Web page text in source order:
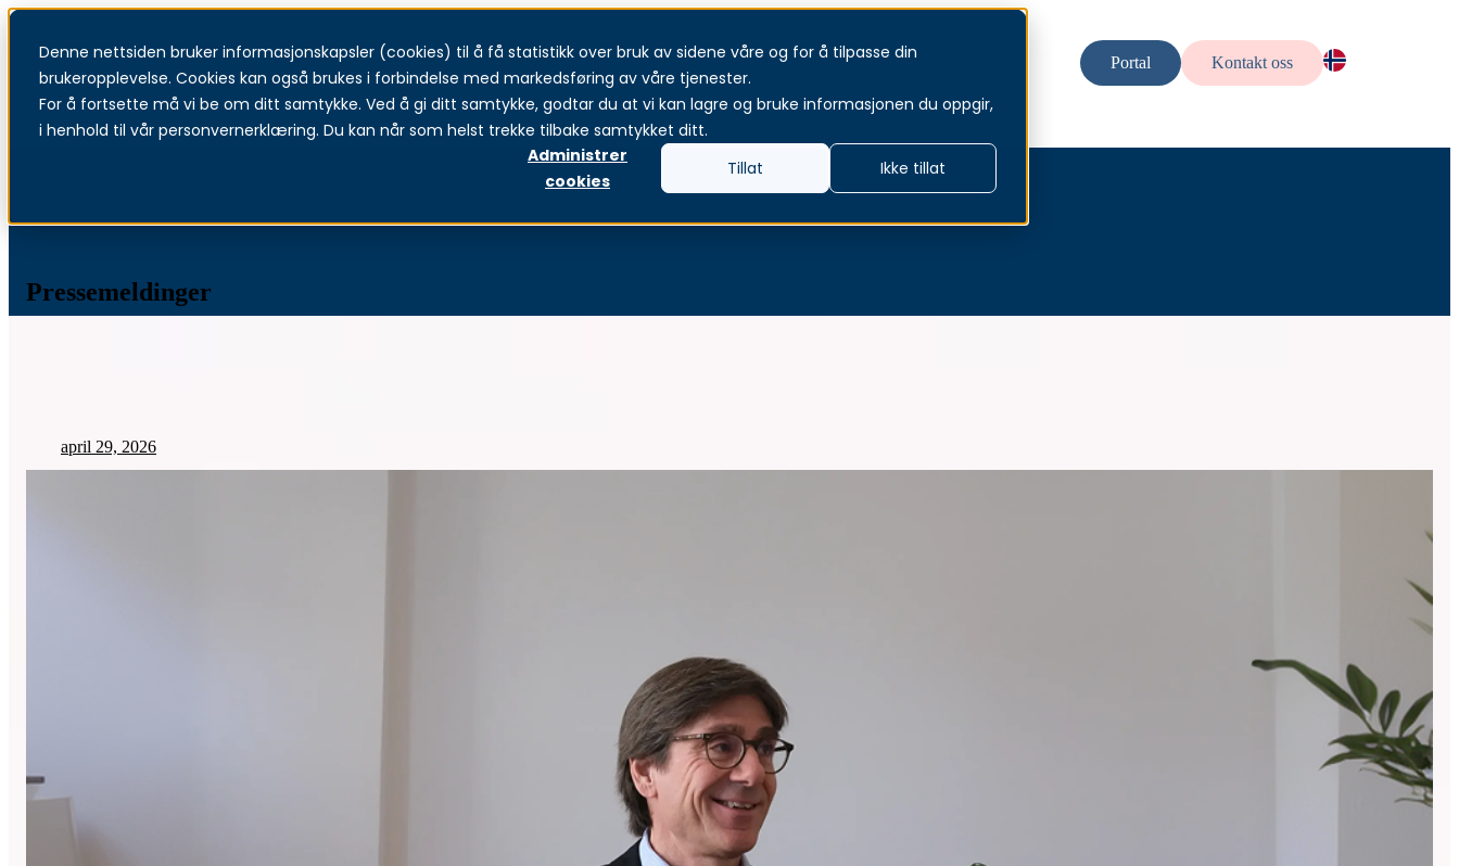
Denne nettsiden bruker informasjonskapsler (cookies) til å få statistikk over bruk av sidene våre og for å tilpasse din
brukeropplevelse. Cookies kan også brukes i forbindelse med markedsføring av våre tjenester.
For å fortsette må vi be om ditt samtykke. Ved å gi ditt samtykke, godtar du at vi kan lagre og bruke informasjonen du oppgir,
i henhold til vår personvernerklæring. Du kan når som helst trekke tilbake samtykket ditt.
Administrer
cookies
Tillat Ikke tillat
Tjenester Produkter & løsninger Om oss Portal Kontakt oss
Pressemeldinger
april 29, 2026